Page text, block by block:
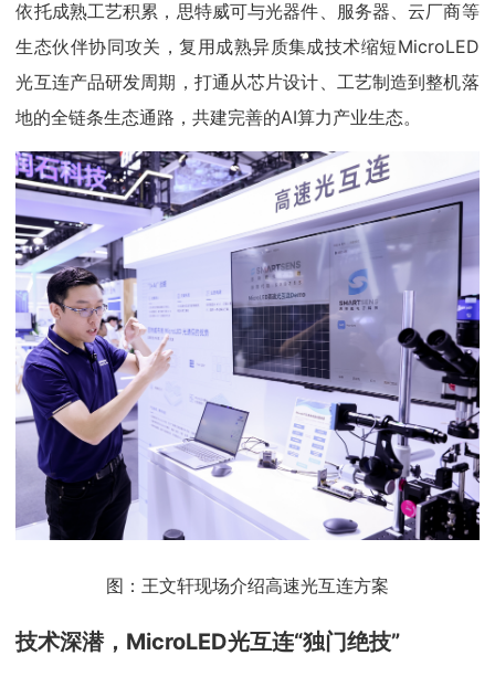
依托成熟工艺积累，思特威可与光器件、服务器、云厂商等
生态伙伴协同攻关，复用成熟异质集成技术缩短MicroLED
光互连产品研发周期，打通从芯片设计、工艺制造到整机落
地的全链条生态通路，共建完善的AI算力产业生态。
图：王文轩现场介绍高速光互连方案
技术深潜，MicroLED光互连“独门绝技”